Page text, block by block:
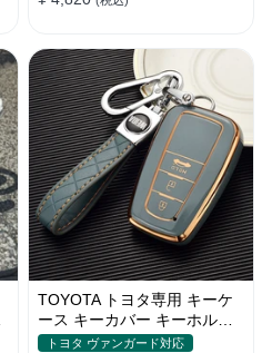
TOYOTA トヨタ専用 キーケ
ース キーカバー キーホルダ
ー スタイリッシュ オシャレ
トヨタ ヴァンガード対応